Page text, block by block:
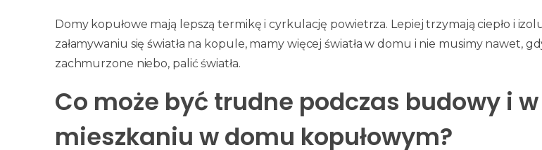
Domy kopułowe mają lepszą termikę i cyrkulację powietrza. Lepiej trzymają ciepło i
załamywaniu się światła na kopule, mamy więcej światła w domu i nie musimy nawet,
zachmurzone niebo, palić światła.
Co może być trudne podczas budowy i w
mieszkaniu w domu kopułowym?